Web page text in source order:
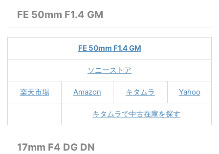
FE 50mm F1.4 GM
FE 50mm F1.4 GM
ソニーストア
楽天市場 Amazon キタムラ Yahoo
キタムラで中古在庫を探す
17mm F4 DG DN